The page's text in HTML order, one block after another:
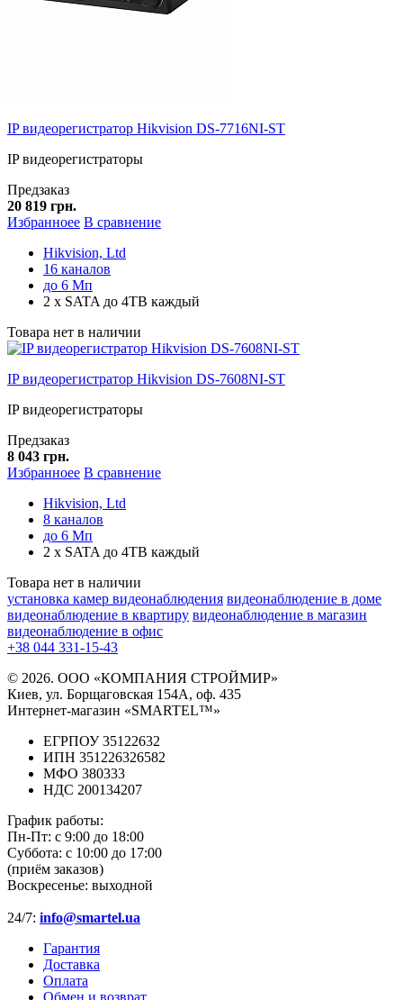
IP видеорегистратор Hikvision DS-7716NI-ST
IP видеорегистраторы
Предзаказ
20 819 грн.
Избранноее В сравнение
Hikvision, Ltd
16 каналов
до 6 Мп
2 x SATA до 4TB каждый
Товара нет в наличии
IP видеорегистратор Hikvision DS-7608NI-ST
IP видеорегистраторы
Предзаказ
8 043 грн.
Избранноее В сравнение
Hikvision, Ltd
8 каналов
до 6 Мп
2 x SATA до 4TB каждый
Товара нет в наличии
установка камер видеонаблюдения видеонаблюдение в доме
видеонаблюдение в квартиру видеонаблюдение в магазин
видеонаблюдение в офис
+38 044 331-15-43
© 2026. ООО «КОМПАНИЯ СТРОЙМИР»
Киев, ул. Борщаговская 154А, оф. 435
Интернет-магазин «SMARTEL™»
ЕГРПОУ 35122632
ИПН 351226326582
МФО 380333
НДС 200134207
График работы:
Пн-Пт: с 9:00 до 18:00
Суббота: с 10:00 до 17:00
(приём заказов)
Воскресенье: выходной
24/7: info@smartel.ua
Гарантия
Доставка
Оплата
Обмен и возврат